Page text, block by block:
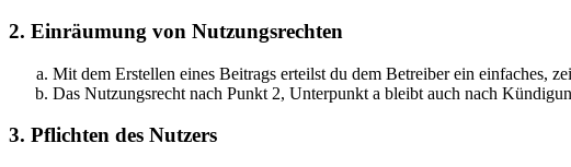
2. Einräumung von Nutzungsrechten
Mit dem Erstellen eines Beitrags erteilst du dem Betreiber ein einfaches,
Das Nutzungsrecht nach Punkt 2, Unterpunkt a bleibt auch nach
3. Pflichten des Nutzers